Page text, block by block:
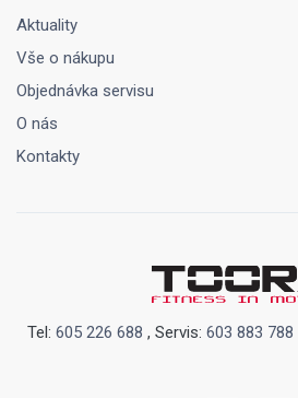
Aktuality
Vše o nákupu
Objednávka servisu
O nás
Kontakty
Tel: 605 226 688 , Servis: 603 883 788